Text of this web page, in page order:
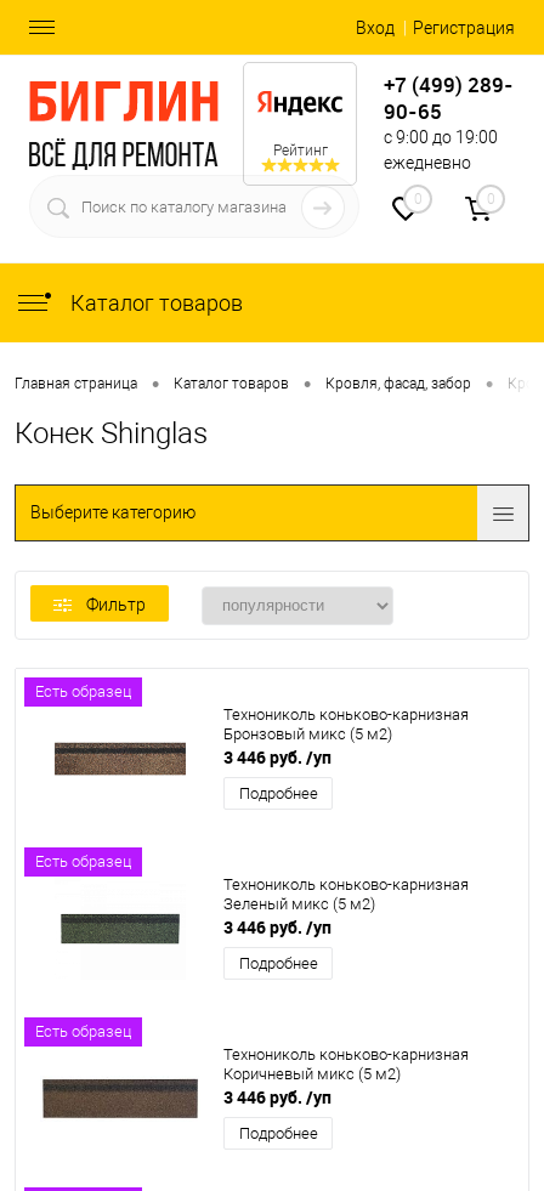
Вход Регистрация
Рейтинг
+7 (499) 289-
90-65
с 9:00 до 19:00
ежедневно
0 0
Каталог товаров
Главная страница • Каталог товаров • Кровля, фасад, забор •
Конек Shinglas
Выберите категорию
Фильтр
Есть образец
Технониколь коньково-карнизная
Бронзовый микс (5 м2)
3 446 руб. /уп
Подробнее
Есть образец
Технониколь коньково-карнизная
Зеленый микс (5 м2)
3 446 руб. /уп
Подробнее
Есть образец
Технониколь коньково-карнизная
Коричневый микс (5 м2)
3 446 руб. /уп
Подробнее